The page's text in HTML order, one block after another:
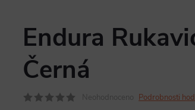
Endura
Černá
Podrobnosti